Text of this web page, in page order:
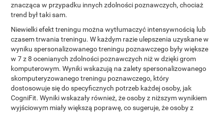
znacząca w przypadku innych zdolności poznawczych, chociaż
trend był taki sam.
Niewielki efekt treningu można wytłumaczyć intensywnością lub
czasem trwania treningu. W każdym razie ulepszenia uzyskane w
wyniku spersonalizowanego treningu poznawczego były większe
w 7 z 8 ocenianych zdolności poznawczych niż w dzięki grom
komputerowym. Wyniki wskazują na zalety spersonalizowanego
skomputeryzowanego treningu poznawczego, który
dostosowuje się do specyficznych potrzeb każdej osoby, jak
CogniFit. Wyniki wskazały również, że osoby z niższym wynikiem
wyjściowym miały większą poprawę, co sugeruje, że osoby z